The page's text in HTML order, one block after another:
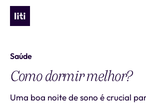
Saúde
Como dormir melhor?
Uma boa noite de sono é crucial